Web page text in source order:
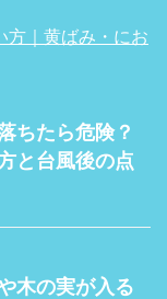
方｜黄ばみ・にお
ちたら危険？
と台風後の点
木の実が入る